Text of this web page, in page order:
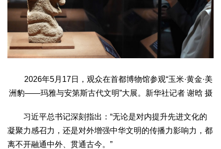
2026年5月17日，观众在首都博物馆参观“玉米·黄金·美
洲豹——玛雅与安第斯古代文明”大展。新华社记者 谢晗 摄
习近平总书记深刻指出：“无论是对内提升先进文化的
凝聚力感召力，还是对外增强中华文明的传播力影响力，都
离不开融通中外、贯通古今。”